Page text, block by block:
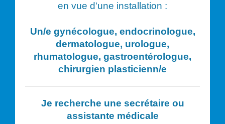
en vue d'une installation :
Un/e gynécologue, endocrinologue,
dermatologue, urologue,
rhumatologue, gastroentérologue,
chirurgien plasticienn/e
Je recherche une secrétaire ou
assistante médicale